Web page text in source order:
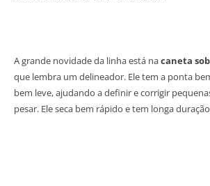
A grande novidade da linha está nacaneta
que lembra um delineador. Ele tem a ponta
bem leve, ajudando a definir e corrigir
pesar. Ele seca bem rápido e tem longa